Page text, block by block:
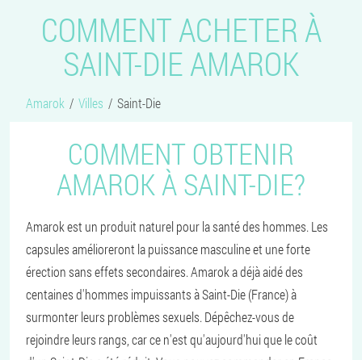
COMMENT ACHETER À
SAINT-DIE AMAROK
Amarok Villes Saint-Die
COMMENT OBTENIR
AMAROK À SAINT-DIE?
Amarok est un produit naturel pour la santé des hommes. Les
capsules amélioreront la puissance masculine et une forte
érection sans effets secondaires. Amarok a déjà aidé des
centaines d'hommes impuissants à Saint-Die (France) à
surmonter leurs problèmes sexuels. Dépêchez-vous de
rejoindre leurs rangs, car ce n'est qu'aujourd'hui que le coût